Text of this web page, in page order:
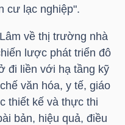
cư lạc nghiệp".
về thị trường nhà
lược phát triển đô
đi liền với hạ tầng kỹ
văn hóa, y tế, giáo
thiết kế và thực thi
bản, hiệu quả, điều